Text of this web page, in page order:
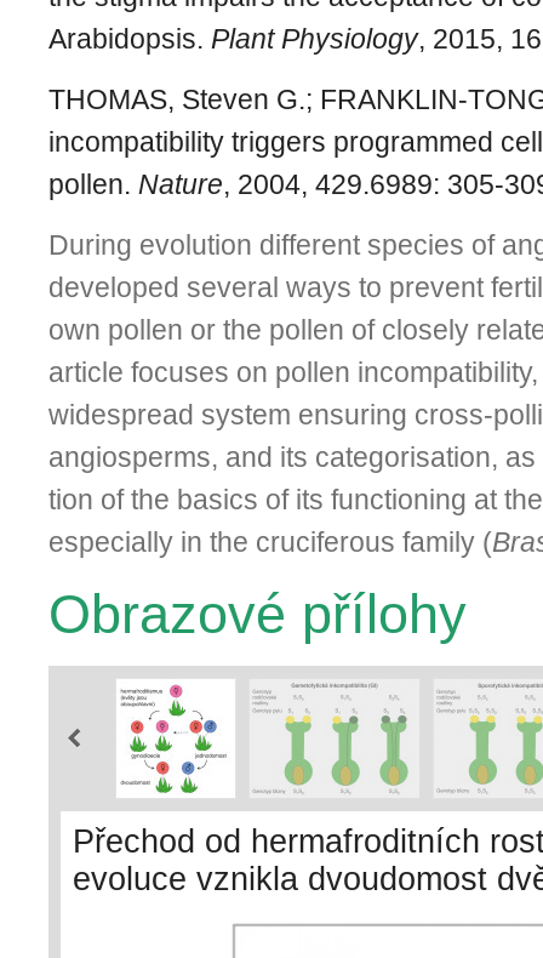
Arabidopsis. Plant Physiology, 2015,
THOMAS, Steven G.; FRANKLIN-
incompatibility triggers programmed
pollen. Nature, 2004, 429.6989: 305-
During evolution different species of
developed several ways to prevent
own pollen or the pollen of closely
article focuses on pollen
widespread system ensuring cross-
angiosperms, and its categorisation,
tion of the basics of its functioning at
especially in the cruciferous family (
Obrazové přílohy
Přechod od hermafroditních
evoluce vznikla dvoudomost
gynodioecii (populace